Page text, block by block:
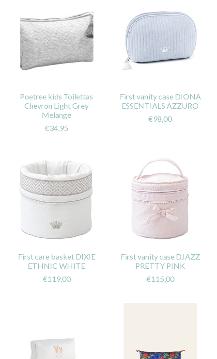
Poetree kids Toilettas
Chevron Light Grey
Melange
€34,95
First vanity case DIONA
ESSENTIALS AZZURO
€98,00
First care basket DIXIE
ETHNIC WHITE
€119,00
First vanity case DJAZZ
PRETTY PINK
€115,00